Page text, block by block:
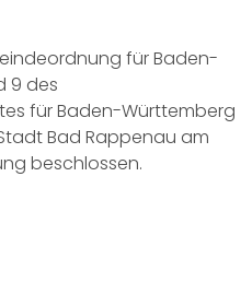
für Baden-
9 des
für Baden-Württemberg
Bad Rappenau am
beschlossen.